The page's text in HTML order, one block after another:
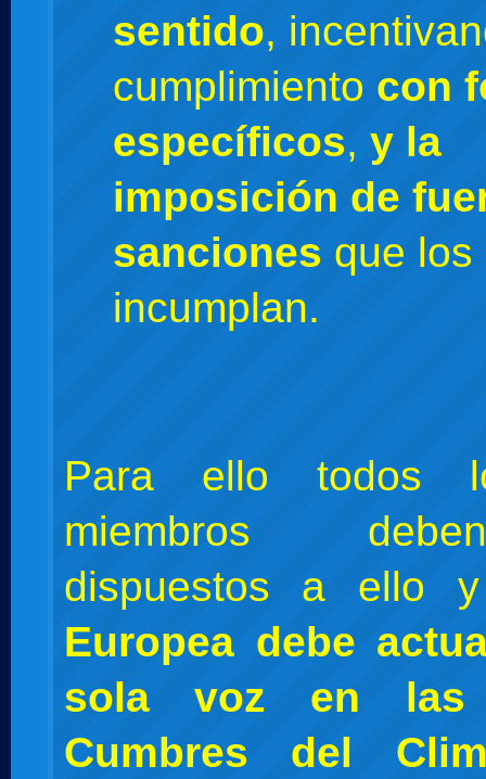
sentido,
cumplimiento con
específicos, y la
imposición de
sanciones que los
incumplan.
Para ello todos
miembros
dispuestos a ello
Europea debe
sola voz en las
Cumbres del